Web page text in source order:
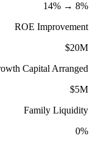
8% → 14%
ROE Improvement
$20M
Capital Arranged
$5M
Family Liquidity
0%